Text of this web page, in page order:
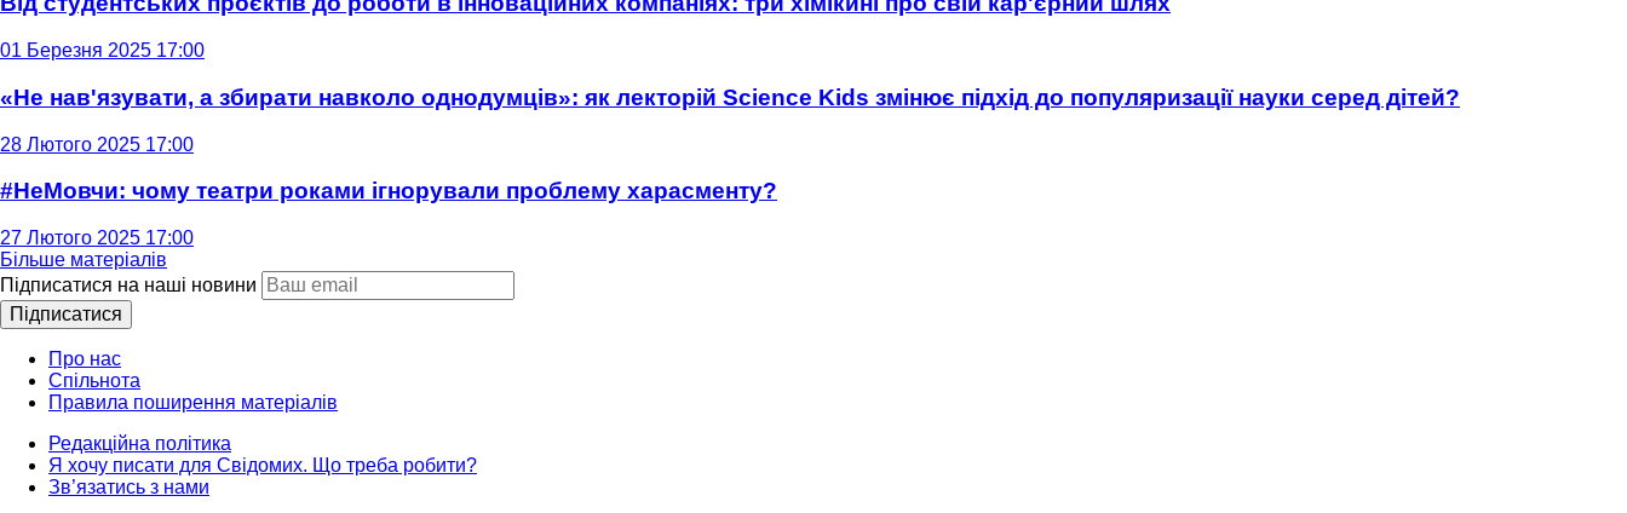
01 Березня 2025 17:00
«Не нав'язувати, а збирати навколо однодумців»: як лекторій Science Kids змінює підхід до популяризації науки серед дітей?
28 Лютого 2025 17:00
#НеМовчи: чому театри роками ігнорували проблему харасменту?
27 Лютого 2025 17:00
Більше матеріалів
Підписатися на наші новини
Підписатися
Про нас
Спільнота
Правила поширення матеріалів
Редакційна політика
Я хочу писати для Свідомих. Що треба робити?
Зв’язатись з нами